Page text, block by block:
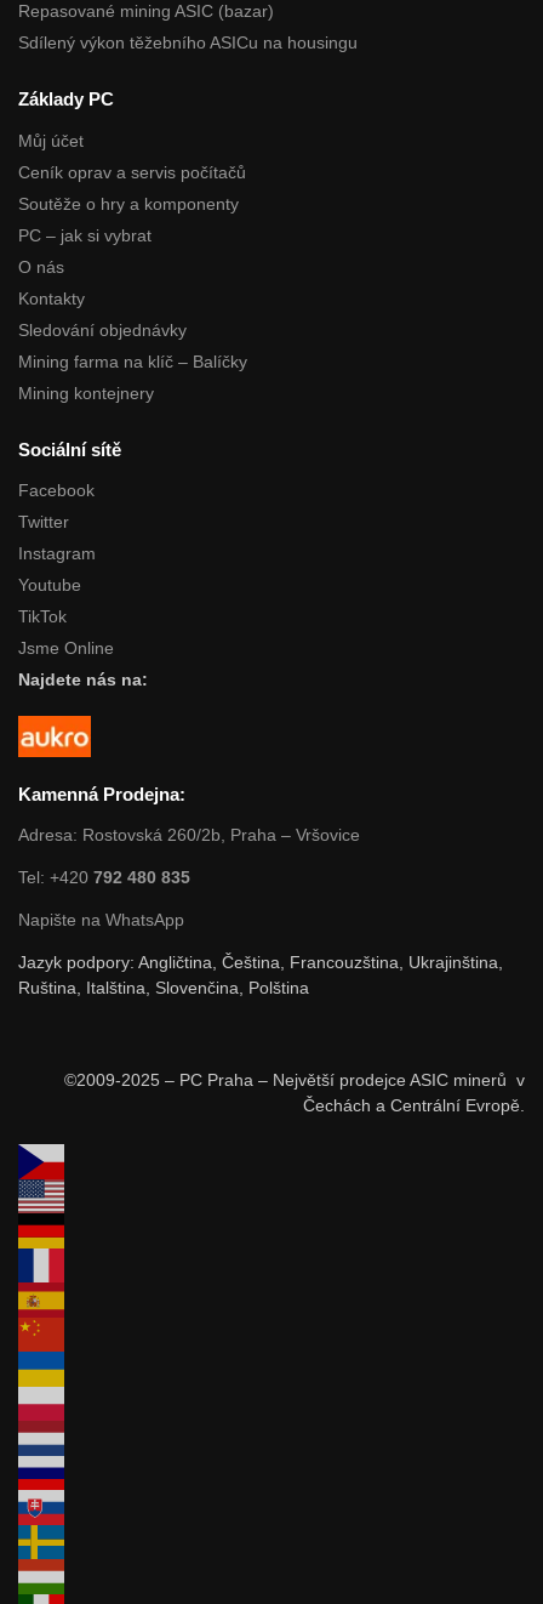
Repasované mining ASIC (bazar)
Sdílený výkon těžebního ASICu na housingu
Základy PC
Můj účet
Ceník oprav a servis počítačů
Soutěže o hry a komponenty
PC – jak si vybrat
O nás
Kontakty
Sledování objednávky
Mining farma na klíč – Balíčky
Mining kontejnery
Sociální sítě
Facebook
Twitter
Instagram
Youtube
TikTok
Jsme Online
Najdete nás na:
Kamenná Prodejna:
Adresa: Rostovská 260/2b, Praha – Vršovice
Tel: +420 792 480 835
Napište na WhatsApp
Jazyk podpory: Angličtina, Čeština, Francouzština, Ukrajinština,
Ruština, Italština, Slovenčina, Polština
©2009-2025 – PC Praha – Největší prodejce ASIC minerů v
Čechách a Centrální Evropě.